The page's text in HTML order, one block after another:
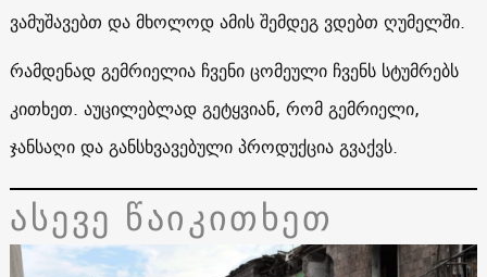
ვამუშავებთ და მხოლოდ ამის შემდეგ ვდებთ ღუმელში.
რამდენად გემრიელია ჩვენი ცომეული ჩვენს სტუმრებს
კითხეთ. აუცილებლად გეტყვიან, რომ გემრიელი,
ჯანსაღი და განსხვავებული პროდუქცია გვაქვს.
ასევე წაიკითხეთ